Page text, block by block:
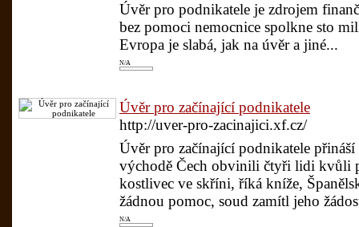
Úvěr pro podnikatele je zdrojem
bez pomoci nemocnice spolkne sto
Evropa je slabá, jak na úvěr a jiné...
N/A
Úvěr pro začínající podnikatele
http://uver-pro-zacinajici.xf.cz/
Úvěr pro začínající podnikatele
východě Čech obvinili čtyři lidi kvůli
kostlivec ve skříni, říká kníže,
žádnou pomoc, soud zamítl jeho
N/A